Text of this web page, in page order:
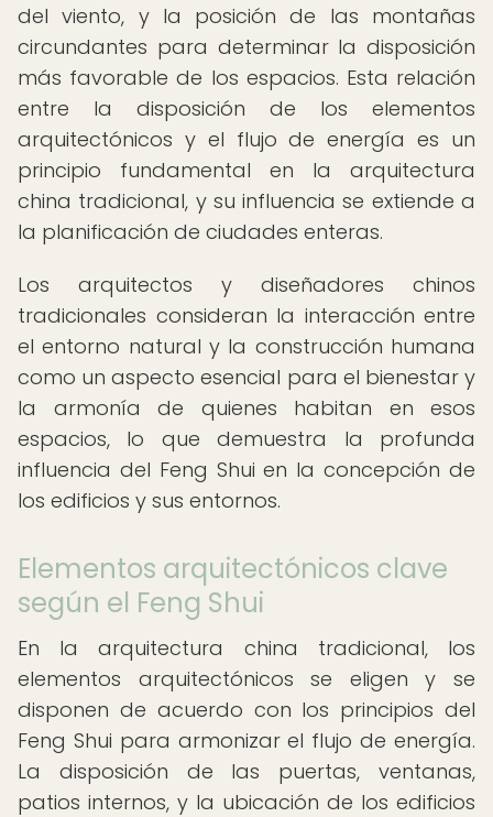
del viento, y la posición de las montañas
circundantes para determinar la disposición
más favorable de los espacios. Esta relación
entre la disposición de los elementos
arquitectónicos y el flujo de energía es un
principio fundamental en la arquitectura
china tradicional, y su influencia se extiende a
la planificación de ciudades enteras.
Los arquitectos y diseñadores chinos
tradicionales consideran la interacción entre
el entorno natural y la construcción humana
como un aspecto esencial para el bienestar y
la armonía de quienes habitan en esos
espacios, lo que demuestra la profunda
influencia del Feng Shui en la concepción de
los edificios y sus entornos.
Elementos arquitectónicos clave
según el Feng Shui
En la arquitectura china tradicional, los
elementos arquitectónicos se eligen y se
disponen de acuerdo con los principios del
Feng Shui para armonizar el flujo de energía.
La disposición de las puertas, ventanas,
patios internos, y la ubicación de los edificios